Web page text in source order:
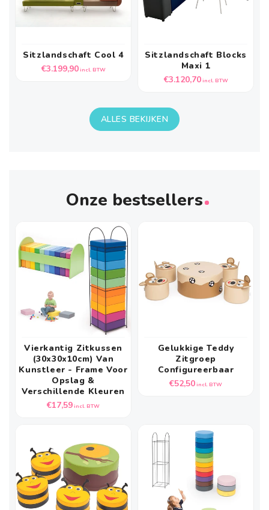
Sitzlandschaft Cool 4
Normale
€3.199,90incl. BTW
Sitzlandschaft Blocks
Maxi 1
Normale
€3.120,70incl. BTW
ALLES BEKIJKEN
Onze bestsellers
Vierkantig Zitkussen
(30x30x10cm) Van
Kunstleer - Frame Voor
Opslag &
Verschillende Kleuren
Normale
€17,59incl. BTW
Gelukkige Teddy
Zitgroep
Configureerbaar
Normale
€52,50incl. BTW